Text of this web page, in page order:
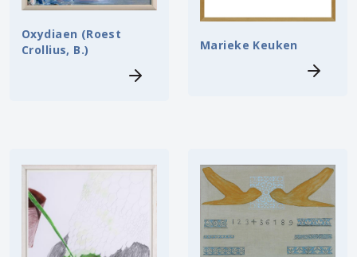
Oxydiaen (Roest
Crollius, B.)
Marieke Keuken